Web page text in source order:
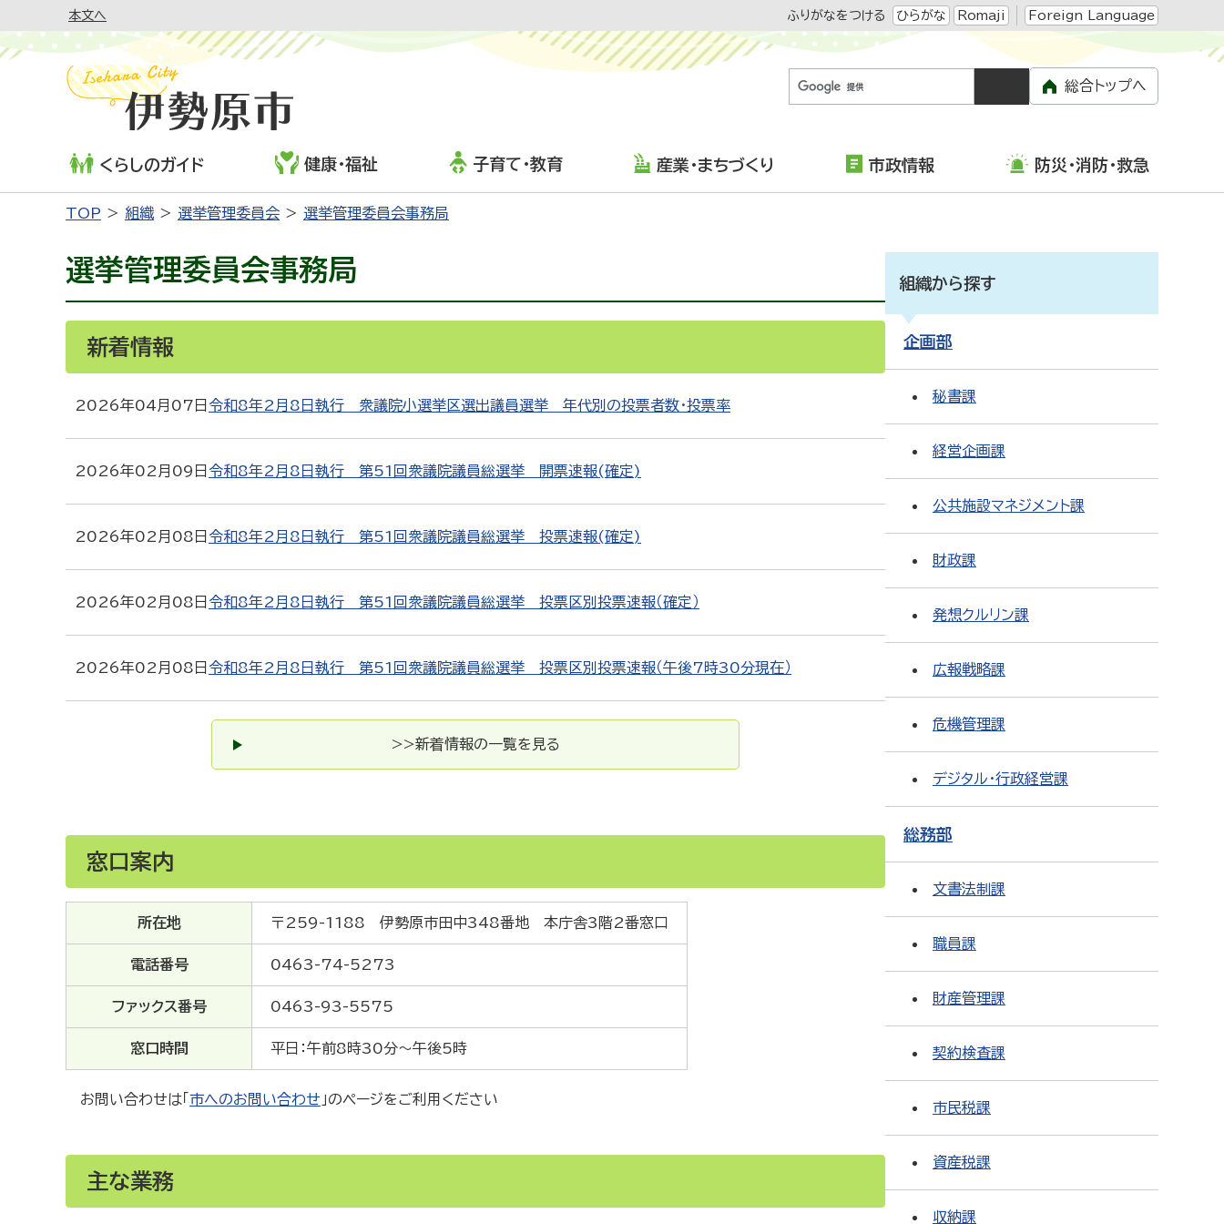
本文へ ふりがなをつける ひらがな Romaji Foreign Language
総合トップへ
くらしのガイド 健康・福祉 子育て・教育 産業・まちづくり 市政情報 防災・消防・救急
TOP 組織 選挙管理委員会 選挙管理委員会事務局
選挙管理委員会事務局
新着情報
2026年04月07日 令和8年2月8日執行 衆議院小選挙区選出議員選挙 年代別の投票者数・投票率
2026年02月09日 令和8年2月8日執行 第51回衆議院議員総選挙 開票速報(確定)
2026年02月08日 令和8年2月8日執行 第51回衆議院議員総選挙 投票速報(確定)
2026年02月08日 令和8年2月8日執行 第51回衆議院議員総選挙 投票区別投票速報（確定）
2026年02月08日 令和8年2月8日執行 第51回衆議院議員総選挙 投票区別投票速報（午後7時30分現在）
>>新着情報の一覧を見る
窓口案内
所在地 〒259-1188 伊勢原市田中348番地 本庁舎3階2番窓口
電話番号 0463-74-5273
ファックス番号 0463-93-5575
窓口時間 平日：午前8時30分～午後5時
お問い合わせは「 市へのお問い合わせ 」のページをご利用ください
主な業務
組織から探す
企画部
秘書課
経営企画課
公共施設マネジメント課
財政課
発想クルリン課
広報戦略課
危機管理課
デジタル・行政経営課
総務部
文書法制課
職員課
財産管理課
契約検査課
市民税課
資産税課
収納課